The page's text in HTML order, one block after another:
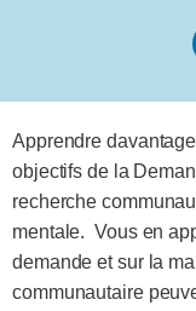
Apprendre
objectifs de la
recherche
mentale. Vous en
demande et sur la
communautaire